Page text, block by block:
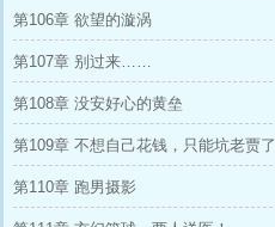
第106章 欲望的漩涡
第107章 别过来……
第108章 没安好心的黄垒
第109章 不想自己花钱，只能坑老贾了
第110章 跑男摄影